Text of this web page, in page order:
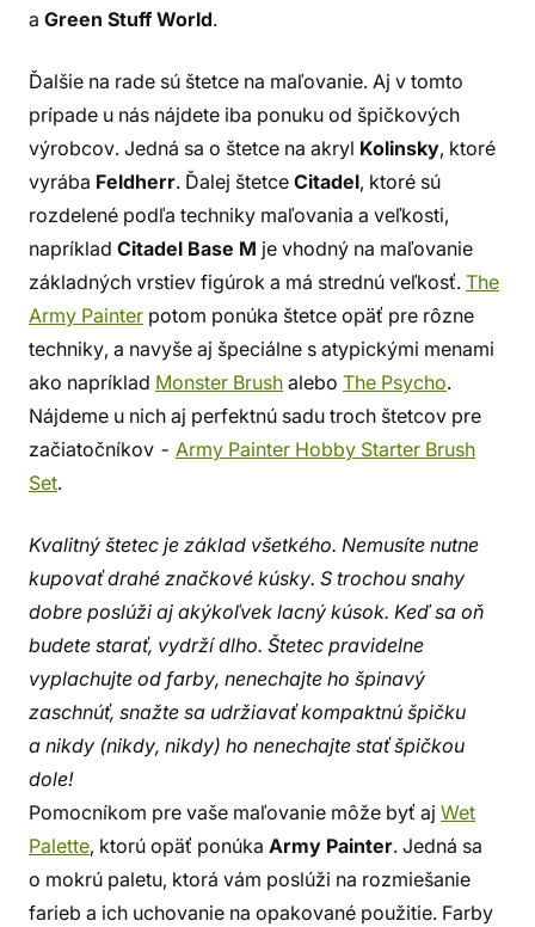
a Green Stuff World.
Ďalšie na rade sú štetce na maľovanie. Aj v tomto
prípade u nás nájdete iba ponuku od špičkových
výrobcov. Jedná sa o štetce na akryl Kolinsky, ktoré
vyrába Feldherr. Ďalej štetce Citadel, ktoré sú
rozdelené podľa techniky maľovania a veľkosti,
napríklad Citadel Base M je vhodný na maľovanie
základných vrstiev figúrok a má strednú veľkosť. The
Army Painter potom ponúka štetce opäť pre rôzne
techniky, a navyše aj špeciálne s atypickými menami
ako napríklad Monster Brush alebo The Psycho.
Nájdeme u nich aj perfektnú sadu troch štetcov pre
začiatočníkov - Army Painter Hobby Starter Brush
Set.
Kvalitný štetec je základ všetkého. Nemusíte nutne
kupovať drahé značkové kúsky. S trochou snahy
dobre poslúži aj akýkoľvek lacný kúsok. Keď sa oň
budete starať, vydrží dlho. Štetec pravidelne
vyplachujte od farby, nenechajte ho špinavý
zaschnúť, snažte sa udržiavať kompaktnú špičku
a nikdy (nikdy, nikdy) ho nenechajte stať špičkou
dole!
Pomocníkom pre vaše maľovanie môže byť aj Wet
Palette, ktorú opäť ponúka Army Painter. Jedná sa
o mokrú paletu, ktorá vám poslúži na rozmiešanie
farieb a ich uchovanie na opakované použitie. Farby